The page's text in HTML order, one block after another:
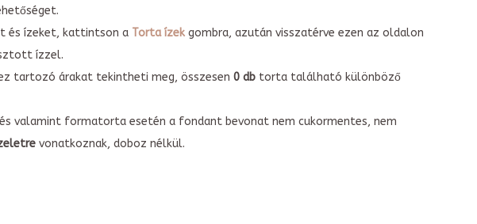
és ízeket, kattintson a Torta ízekgombra, azután visszatérve ezen az oldalon
ízzel.
tartozó árakat tekintheti meg, összesen 0 dbtorta található különböző
valamint formatorta esetén a fondant bevonat nem cukormentes, nem
vonatkoznak, doboz nélkül.